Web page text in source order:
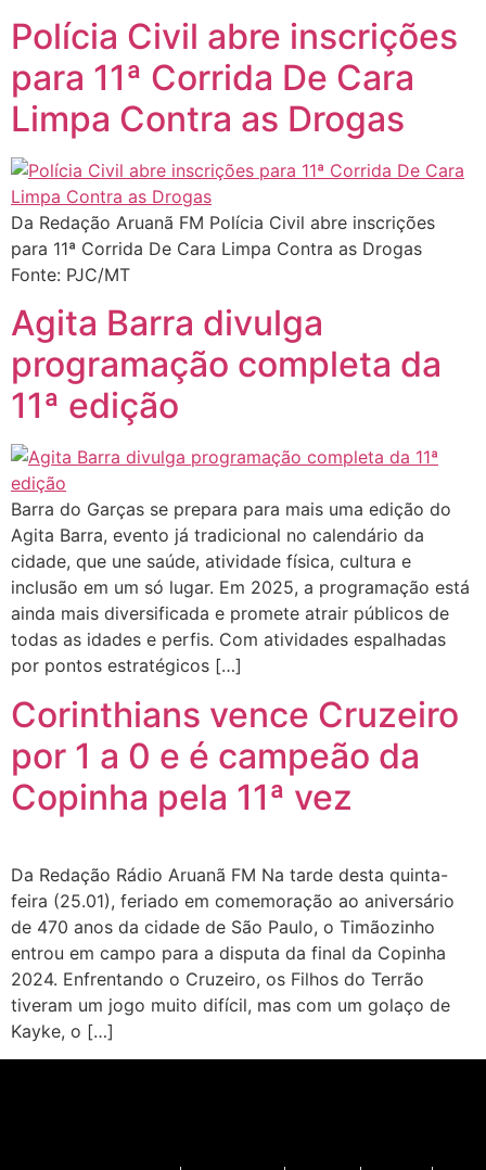
Polícia Civil abre inscrições
para 11ª Corrida De Cara
Limpa Contra as Drogas
Da Redação Aruanã FM Polícia Civil abre inscrições
para 11ª Corrida De Cara Limpa Contra as Drogas
Fonte: PJC/MT
Agita Barra divulga
programação completa da
11ª edição
Barra do Garças se prepara para mais uma edição do
Agita Barra, evento já tradicional no calendário da
cidade, que une saúde, atividade física, cultura e
inclusão em um só lugar. Em 2025, a programação está
ainda mais diversificada e promete atrair públicos de
todas as idades e perfis. Com atividades espalhadas
por pontos estratégicos […]
Corinthians vence Cruzeiro
por 1 a 0 e é campeão da
Copinha pela 11ª vez
Da Redação Rádio Aruanã FM Na tarde desta quinta-
feira (25.01), feriado em comemoração ao aniversário
de 470 anos da cidade de São Paulo, o Timãozinho
entrou em campo para a disputa da final da Copinha
2024. Enfrentando o Cruzeiro, os Filhos do Terrão
tiveram um jogo muito difícil, mas com um golaço de
Kayke, o […]